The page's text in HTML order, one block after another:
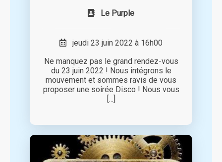
Le Purple
jeudi 23 juin 2022 à 16h00
Ne manquez pas le grand rendez-vous
du 23 juin 2022 ! Nous intégrons le
mouvement et sommes ravis de vous
proposer une soirée Disco ! Nous vous
[...]